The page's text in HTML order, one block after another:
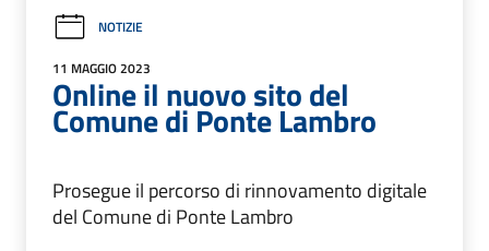
NOTIZIE
11 MAGGIO 2023
Online il nuovo sito del
Comune di Ponte Lambro
Prosegue il percorso di rinnovamento digitale
del Comune di Ponte Lambro